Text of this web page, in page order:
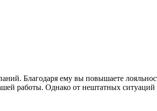
Благодаря ему вы повышаете
работы. Однако от нештатных